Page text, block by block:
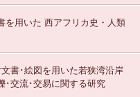
を用いた 西アフリカ史・人類
書･絵図を用いた若狭湾沿岸
･交流･交易に関する研究